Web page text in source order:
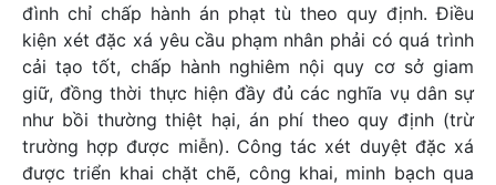
đình chỉ chấp hành án phạt tù theo quy định. Điều
kiện xét đặc xá yêu cầu phạm nhân phải có quá trình
cải tạo tốt, chấp hành nghiêm nội quy cơ sở giam
giữ, đồng thời thực hiện đầy đủ các nghĩa vụ dân sự
như bồi thường thiệt hại, án phí theo quy định (trừ
trường hợp được miễn). Công tác xét duyệt đặc xá
được triển khai chặt chẽ, công khai, minh bạch qua